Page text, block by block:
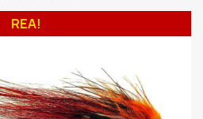
REA!